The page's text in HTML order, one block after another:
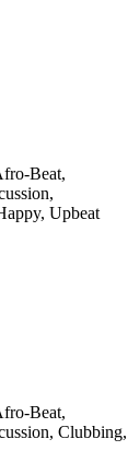
Beat,
Upbeat
Beat,
Clubbing,